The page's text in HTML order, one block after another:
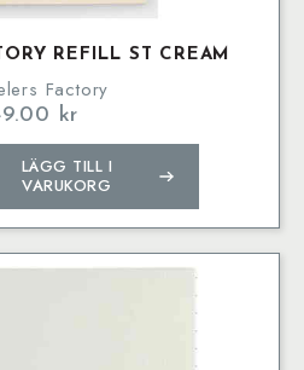
REFILL ST CREAM
Factory
kr
LÄGG TILL I
VARUKORG